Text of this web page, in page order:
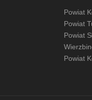
Powiat
Powiat
Powiat
Powiat